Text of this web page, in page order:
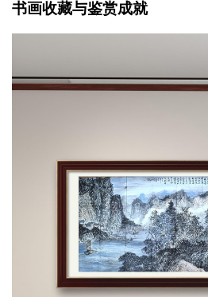
书画收藏与鉴赏成就